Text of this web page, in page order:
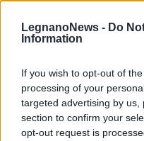
LegnanoNews - Do
Information
If you wish to opt-out of
processing of your
targeted advertising by
section to confirm your
opt-out request is
L'email è richiesta ma non verrà
commento esprime il pensiero
di VareseNews.it, che rimane
commenti non sono testi